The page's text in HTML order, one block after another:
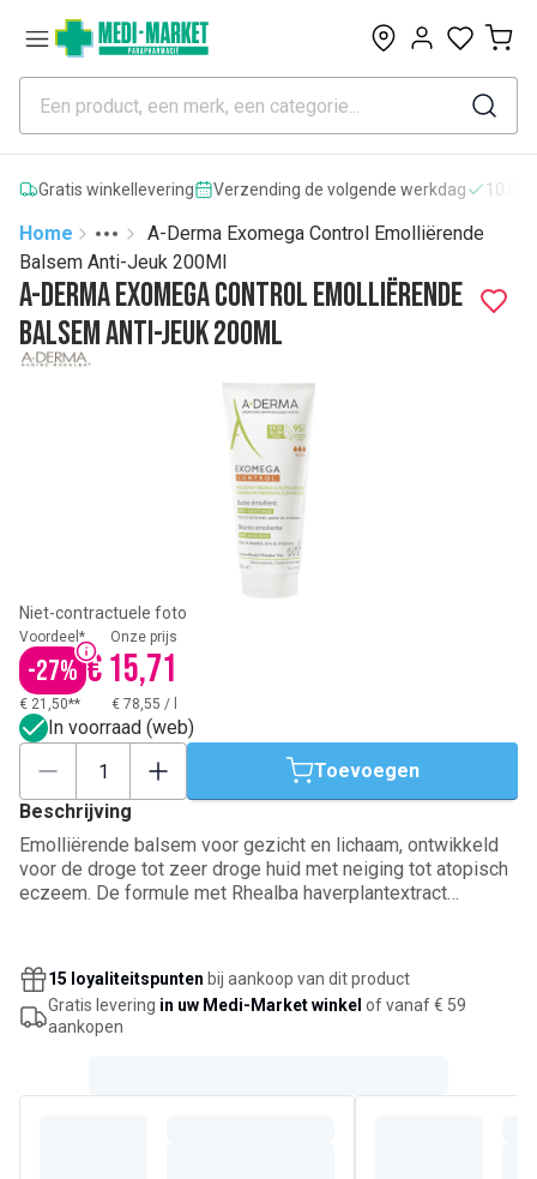
0
Gratis winkellevering Verzending de volgende werkdag
Home
More
Toggle menu
A-Derma Exomega Control Emolliërende
Balsem Anti-Jeuk 200Ml
A-Derma Exomega Control Emolliërende
Balsem Anti-Jeuk 200Ml
Niet-contractuele foto
Voordeel*
-27%
Onze prijs
€ 15,71
€ 21,50** € 78,55 /
In voorraad (web)
Toevoegen
Beschrijving
Emolliërende balsem voor gezicht en lichaam, ontwikkeld
voor de droge tot zeer droge huid met neiging tot atopisch
eczeem. De formule met Rhealba haverplantextract
de huid, versterkt ze de huidbarrière en ondersteunt ze het
evenwicht van het huidmicrobioom. Geschikt vanaf de
geboorte, met 95% ingrediënten van natuurlijke oorsprong.
15 loyaliteitspunten bij aankoop van dit product
Gratis levering in uw Medi-Market winkel of vanaf € 59
aankopen